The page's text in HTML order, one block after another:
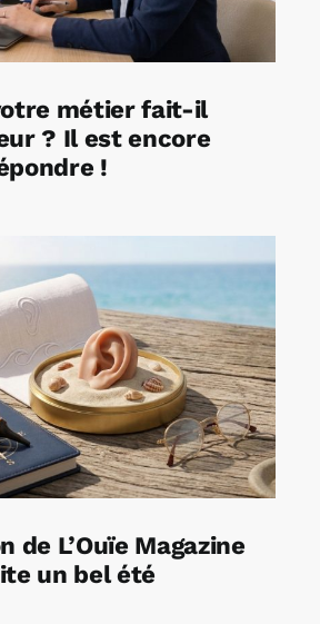
métier fait-il
? Il est encore
!
de L’Ouïe Magazine
un bel été